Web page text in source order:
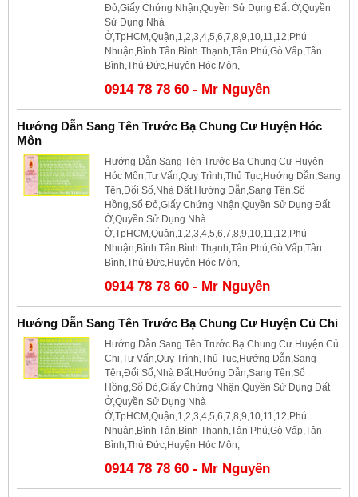
Đỏ,Giấy Chứng Nhận,Quyền Sử Dụng Đất Ở,Quyền
Sử Dụng Nhà
Ở,TpHCM,Quận,1,2,3,4,5,6,7,8,9,10,11,12,Phú
Nhuận,Bình Tân,Bình Thạnh,Tân Phú,Gò Vấp,Tân
Bình,Thủ Đức,Huyện Hóc Môn,
0914 78 78 60 - Mr Nguyên
Hướng Dẫn Sang Tên Trước Bạ Chung Cư Huyện Hóc
Môn
Hướng Dẫn Sang Tên Trước Bạ Chung Cư Huyện
Hóc Môn,Tư Vấn,Quy Trình,Thủ Tục,Hướng Dẫn,Sang
Tên,Đổi Sổ,Nhà Đất,Hướng Dẫn,Sang Tên,Sổ
Hồng,Sổ Đỏ,Giấy Chứng Nhận,Quyền Sử Dụng Đất
Ở,Quyền Sử Dụng Nhà
Ở,TpHCM,Quận,1,2,3,4,5,6,7,8,9,10,11,12,Phú
Nhuận,Bình Tân,Bình Thạnh,Tân Phú,Gò Vấp,Tân
Bình,Thủ Đức,Huyện Hóc Môn,
0914 78 78 60 - Mr Nguyên
Hướng Dẫn Sang Tên Trước Bạ Chung Cư Huyện Củ Chi
Hướng Dẫn Sang Tên Trước Bạ Chung Cư Huyện Củ
Chi,Tư Vấn,Quy Trình,Thủ Tục,Hướng Dẫn,Sang
Tên,Đổi Sổ,Nhà Đất,Hướng Dẫn,Sang Tên,Sổ
Hồng,Sổ Đỏ,Giấy Chứng Nhận,Quyền Sử Dụng Đất
Ở,Quyền Sử Dụng Nhà
Ở,TpHCM,Quận,1,2,3,4,5,6,7,8,9,10,11,12,Phú
Nhuận,Bình Tân,Bình Thạnh,Tân Phú,Gò Vấp,Tân
Bình,Thủ Đức,Huyện Hóc Môn,
0914 78 78 60 - Mr Nguyên